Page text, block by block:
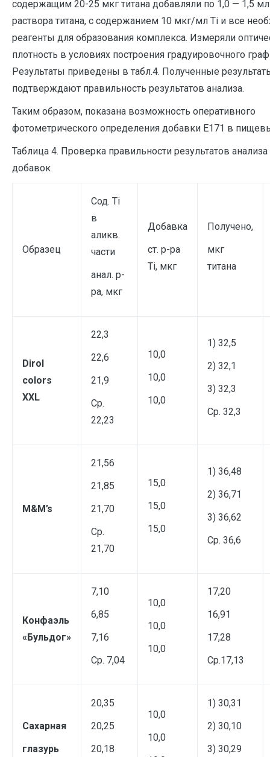
содержащим 20-25 мкг титана добавляли по 1,0 — 1,5 мл
раствора титана, с содержанием 10 мкг/мл Ti и все
реагенты для образования комплекса. Измеряли
плотность в условиях построения градуировочного
Результаты приведены в табл.4. Полученные
подтверждают правильность результатов анализа.
Таким образом, показана возможность оперативного
фотометрического определения добавки Е171 в
Таблица 4. Проверка правильности результатов
добавок
Образец
Сод. Ti
в
аликв.
части
анал. р-
ра, мкг
Добавка
ст. р-ра
Ti, мкг
Получено,
мкг
титана
Dirol
colors
XXL
22,3
22,6
21,9
Ср.
22,23
10,0
10,0
10,0
1) 32,5
2) 32,1
3) 32,3
Ср. 32,3
M&M’s
21,56
21,85
21,70
Ср.
21,70
15,0
15,0
15,0
1) 36,48
2) 36,71
3) 36,62
Ср. 36,6
Конфаэль
«Бульдог»
7,10
6,85
7,16
Ср. 7,04
10,0
10,0
10,0
17,20
16,91
17,28
Ср.17,13
Сахарная
глазурь
20,35
20,25
20,18
10,0
10,0
1) 30,31
2) 30,10
3) 30,29